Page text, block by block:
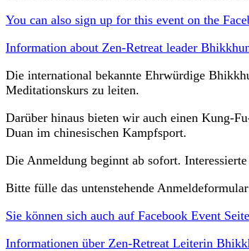
You can also sign up for this event on the
Information about Zen-Retreat leader
Die international bekannte Ehrwürdige
Meditationskurs zu leiten.
Darüber hinaus bieten wir auch einen Kung-
Duan im chinesischen Kampfsport.
Die Anmeldung beginnt ab sofort.
Bitte fülle das untenstehende
Sie können sich auch auf Facebook Event
Informationen über Zen-Retreat Leiterin